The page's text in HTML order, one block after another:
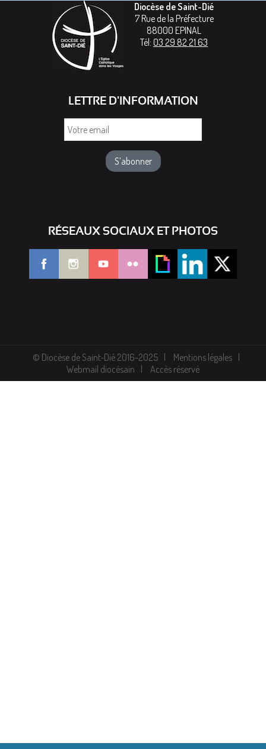
Diocèse de Saint-Dié
7 Rue de la Préfecture
88000 EPINAL
Tél: 03 29 82 21 63
LETTRE D'INFORMATION
RÉSEAUX SOCIAUX ET PHOTOS
© Diocèse de Saint-Dié 2016-2025
Mentions légales
Webmail diocésain
Accès réservé